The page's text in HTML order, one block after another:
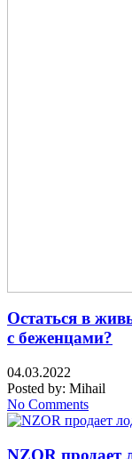
Остаться в
с беженцами?
04.03.2022
Posted by: Mihail
No Comments
NZOR продает